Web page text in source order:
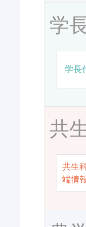
学
学長
共
共生
端情